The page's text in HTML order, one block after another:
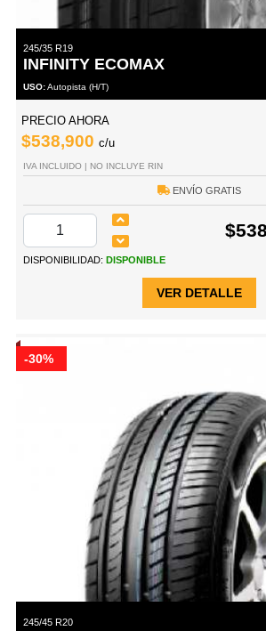
245/35 R19
INFINITY ECOMAX
USO:Autopista (H/T)
PRECIO AHORA
$538,900 c/u
IVA INCLUIDO | NO INCLUYE RIN
ENVÍO GRATIS
DISPONIBILIDAD: DISPONIBLE
VER DETALLE
-30%
245/45 R20